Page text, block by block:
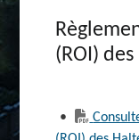
(ROI)
•